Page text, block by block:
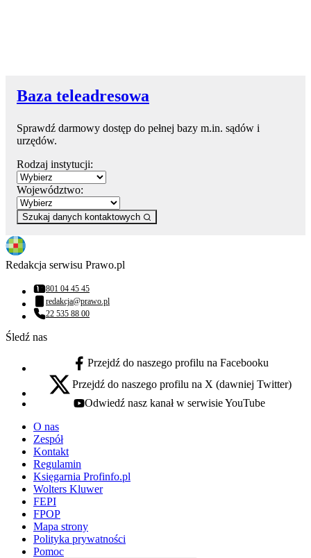
Baza teleadresowa
Sprawdź darmowy dostęp do pełnej bazy m.in. sądów i
urzędów.
Rodzaj instytucji:
Województwo:
Szukaj danych kontaktowych
Redakcja serwisu Prawo.pl
Numer telefonu:
801 04 45 45
Adres email:
redakcja@prawo.pl
Numer telefonu:
22 535 88 00
Śledź nas
facebook - otwiera się w nowej karcie
Przejdź do naszego profilu na Facebooku
x - otwiera się w nowej karcie
Przejdź do naszego profilu na X (dawniej Twitter)
youtube - otwiera się w nowej karcie
Odwiedź nasz kanał w serwisie YouTube
O nas
Zespół
Kontakt
Regulamin
Księgarnia Profinfo.pl
Wolters Kluwer
FEPI
FPOP
Mapa strony
Polityka prywatności
Pomoc